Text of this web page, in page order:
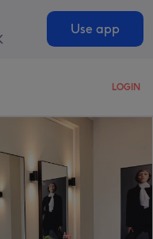
Use app
LOGIN